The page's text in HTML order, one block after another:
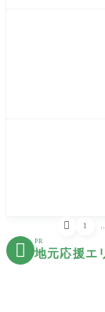
 1
 PR
地元応援エ